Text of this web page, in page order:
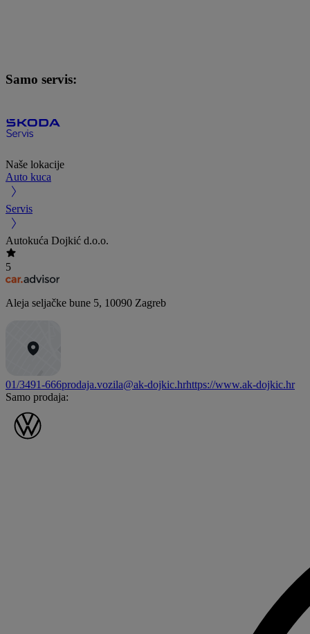
Samo servis:
Naše lokacije
Auto kuca
Servis
Autokuća Dojkić d.o.o.
5
Aleja seljačke bune 5, 10090 Zagreb
01/3491-666prodaja.vozila@ak-dojkic.hrhttps://www.ak-dojkic.hr
Samo prodaja: